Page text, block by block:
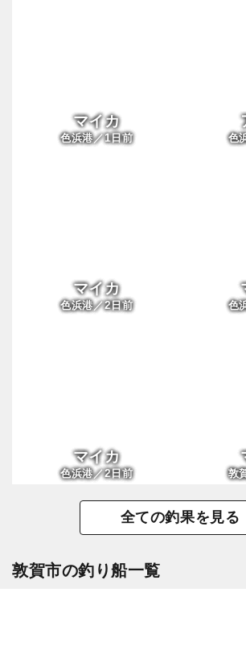
マイカ
色浜港／1日前 色
マイカ
色浜港／2日前 色
マイカ
色浜港／2日前 敦
全ての釣果を見る
敦賀市の釣り船一覧